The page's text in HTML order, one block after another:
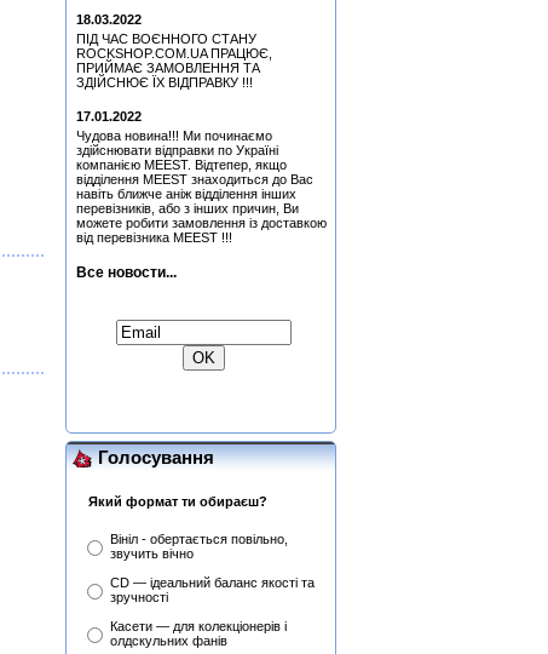
Колекційний
Медіатор Attack Mr.
Fastfinge Mika Tyyska
(Black) (Міка Тійскя)
Attack Mr. Fastfinge Mika
Tyyska (Міка Тійскя)
Медіатор Uriah Heep - Phil
Lanzon (Філ Лансон)
(Yellow) Колекційний
18.03.2022
ПІД ЧАС ВОЄННОГО СТАНУ
ROCKSHOP.COM.UA ПРАЦЮЄ,
ПРИЙМАЄ ЗАМОВЛЕННЯ ТА
ЗДІЙСНЮЄ ЇХ ВІДПРАВКУ !!!
17.01.2022
Чудова новина!!! Ми починаємо
здійснювати відправки по Україні
компанією MEEST. Відтепер, якщо
відділення MEEST знаходиться до Вас
навіть ближче аніж відділення інших
перевізників, або з інших причин, Ви
можете робити замовлення із доставкою
від перевізника MEEST !!!
Все новости...
Голосування
Який формат ти обираєш?
Вініл - обертається повільно,
звучить вічно
CD — ідеальний баланс якості та
зручності
Касети — для колекціонерів і
олдскульних фанів